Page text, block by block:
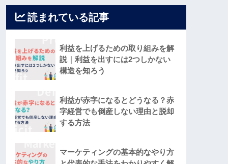
読まれている記事
利益を上げるための取り組みを解
説｜利益を出すには2つしかない
構造を知ろう
利益が赤字になるとどうなる？赤
字経営でも倒産しない理由と脱却
する方法
マーケティングの基本的なやり方